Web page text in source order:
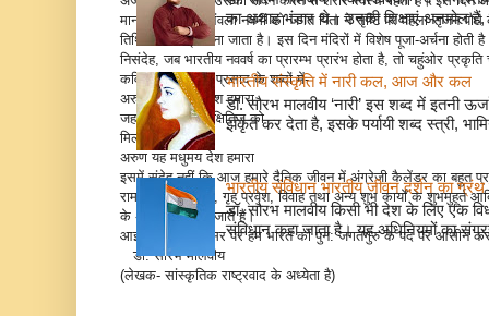
माना जाता है कि आंवला नवमीं को जगत पिता ने सृष्टि पर पहला सृजन
तिथि को पवित्र माना जाता है। इस दिन मंदिरों में विशेष पूजा-अर्चना होती
निसंदेह, जब भारतीय नववर्ष का प्रारम्भ प्रारंभ होता है, तो चहुंओर
कवि श्री जयशंकर प्रसाद के शब्दों में-
अरुण यह मधुमय देश हमारा
जहां पहुंच अनजान क्षितिज को
मिलता एक सहारा
अरुण यह मधुमय देश हमारा
इसमें संदेह नहीं कि आज हमारे दैनिक जीवन में अंग्रेजी कैलेंडर का बहुत
रामनवमी जन्माष्टमी, गृह प्रवेश, विवाह तथा अन्य शुभ कार्यों के शुभमुहूर्त
के अनुसार ही देखे जाते हैं।
आइए इस शुभ अवसर पर हम भारत को पुन: जगतगुरु के पद पर आसीन
डॉ. सौरभ मालवीय
(लेखक- सांस्कृतिक राष्ट्रवाद के अध्येता है)
का अथाह भंडार थे। उनकी शिक्षाएं अनमोल हैं,
भारतीय संस्कृति में नारी कल, आज और कल
डॉ. सौरभ मालवीय ‘नारी’ इस शब्द में इतनी
झंकृत कर देता है, इसके पर्यायी शब्द स्त्री,
भारतीय संविधान भारतीय जीवन दर्शन का ग्रंथ
डॉ. सौरभ मालवीय किसी भी देश के लिए एक
संविधान कहा जाता है। यह अधिनियमों का